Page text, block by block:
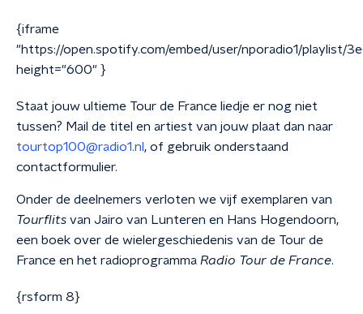
{iframe
"https://open.spotify.com/embed/user/nporadio1/playlist/
height="600" }
Staat jouw ultieme Tour de France liedje er nog niet
tussen? Mail de titel en artiest van jouw plaat dan naar
tourtop100@radio1.nl , of gebruik onderstaand
contactformulier.
Onder de deelnemers verloten we vijf exemplaren van
Tourflits van Jairo van Lunteren en Hans Hogendoorn,
een boek over de wielergeschiedenis van de Tour de
France en het radioprogramma Radio Tour de France.
{rsform 8}